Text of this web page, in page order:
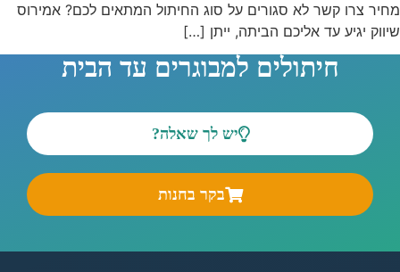
מחיר צרו קשר לא סגורים על סוג החיתול המתאים לכם? אמירוס
שיווק יגיע עד אליכם הביתה, ייתן […]
חיתולים למבוגרים עד הבית
יש לך שאלה?
בקר בחנות